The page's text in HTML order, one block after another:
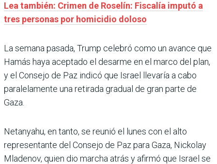
Lea también: Crimen de Roselín: Fiscalía imputó a
tres personas por homicidio doloso
La semana pasada, Trump celebró como un avance que
Hamás haya aceptado el desarme en el marco del plan,
y el Consejo de Paz indicó que Israel llevaría a cabo
paralelamente una retirada gradual de gran parte de
Gaza.
Netanyahu, en tanto, se reunió el lunes con el alto
representante del Consejo de Paz para Gaza, Nickolay
Mladenov, quien dio marcha atrás y afirmó que Israel se